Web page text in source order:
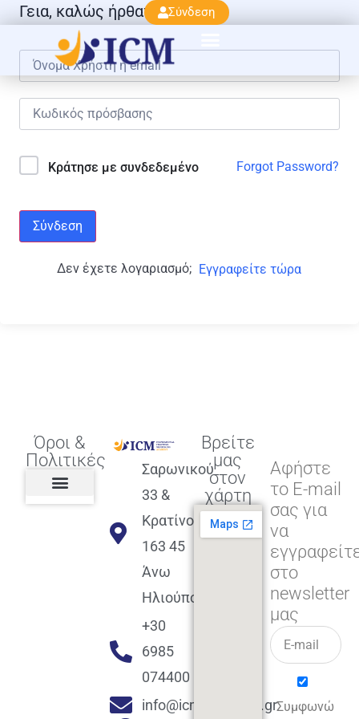
Σύνδεση
Γεια, καλώς ήρθατε πάλι!
Κράτησε με συνδεδεμένο Forgot Password?
Σύνδεση
Δεν έχετε λογαριασμό; Εγγραφείτε τώρα
Όροι &
Πολιτικές
Σαρωνικού
33 &
Κρατίνου
163 45
Άνω
Ηλιούπολη
+30
6985
074400
info@icmacademy.gr
Βρείτε
μας
στον
χάρτη
Αφήστε
το E-mail
σας για
να
στο
newsletter
μας
Συμφωνώ